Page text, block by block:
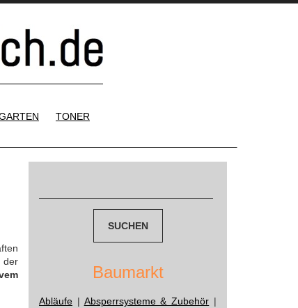
TONER
der
Baumarkt
Abläufe | Absperrsysteme & Zubehör |